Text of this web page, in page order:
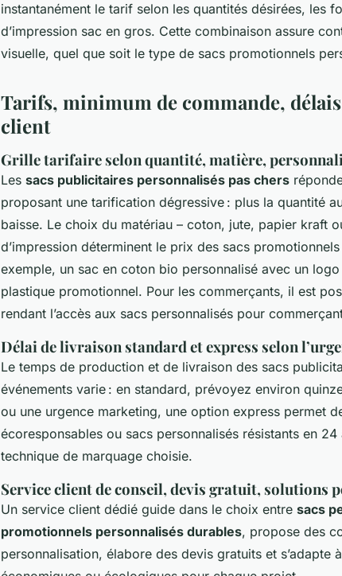
instantanément le tarif selon les quantités désirées, les
d’impression sac en gros. Cette combinaison assure
visuelle, quel que soit le type de sacs promotionnels
Tarifs, minimum de commande,
client
Grille tarifaire selon quantité, matière,
Les sacs publicitaires personnalisés pas chers
proposant une tarification dégressive : plus la quantité
baisse. Le choix du matériau – coton, jute, papier kraft
d’impression déterminent le prix des sacs
exemple, un sac en coton bio personnalisé avec un
plastique promotionnel. Pour les commerçants, il est
rendant l’accès aux sacs personnalisés pour
Délai de livraison standard et express selon
Le temps de production et de livraison des sacs
événements varie : en standard, prévoyez environ
ou une urgence marketing, une option express permet
écoresponsables ou sacs personnalisés résistants en
technique de marquage choisie.
Service client de conseil, devis gratuit, solutions
Un service client dédié guide dans le choix entre sacs
promotionnels personnalisés durables, propose des
personnalisation, élabore des devis gratuits et s’adapte